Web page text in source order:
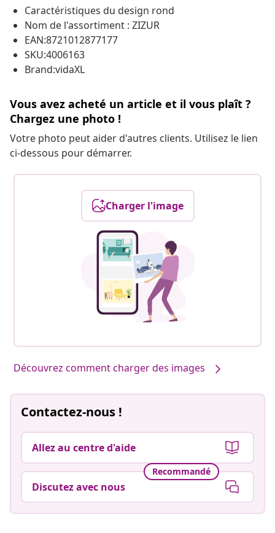
Caractéristiques du design rond
Nom de l'assortiment : ZIZUR
EAN:8721012877177
SKU:4006163
Brand:vidaXL
Vous avez acheté un article et il vous plaît ?
Chargez une photo !
Votre photo peut aider d'autres clients. Utilisez le lien
ci-dessous pour démarrer.
Charger l'image
Découvrez comment charger des images
Contactez-nous !
Allez au centre d'aide
Recommandé
Discutez avec nous